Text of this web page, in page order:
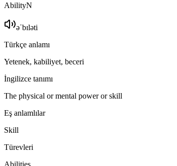
AbilityN
əˈbɪləti
Türkçe anlamı
Yetenek, kabiliyet, beceri
İngilizce tanımı
The physical or mental power or skill
Eş anlamlılar
Skill
Türevleri
Abilities